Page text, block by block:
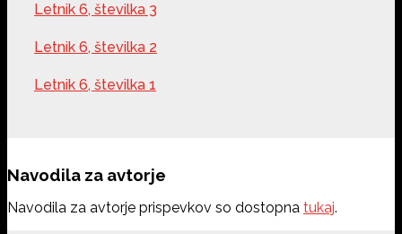
Letnik 6, številka 3
Letnik 6, številka 2
Letnik 6, številka 1
Navodila za avtorje
Navodila za avtorje prispevkov so dostopna tukaj.